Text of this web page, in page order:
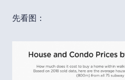
先看图：